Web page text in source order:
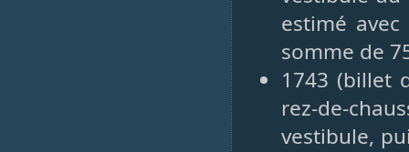
estimé
somme de
1743 (billet
rez-de-
vestibule,